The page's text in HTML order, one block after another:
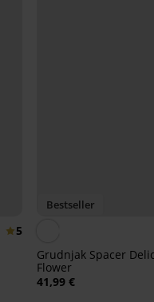
5
Bestseller
Grudnjak Spacer
Flower
41,99 €